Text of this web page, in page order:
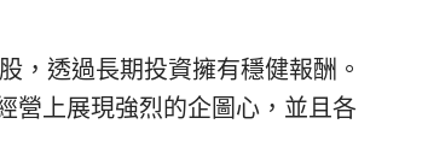
，透過長期投資擁有穩健報酬。
營上展現強烈的企圖心，並且各